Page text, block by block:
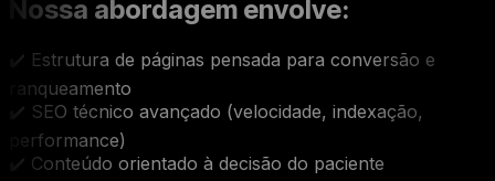
Nossa abordagem envolve:
✔️ Estrutura de páginas pensada para conversão e
ranqueamento
✔️ SEO técnico avançado (velocidade, indexação,
performance)
✔️ Conteúdo orientado à decisão do paciente